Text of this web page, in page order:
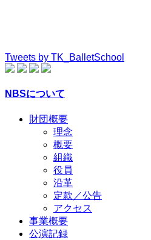
Tweets by TK_BalletSchool
NBSについて
財団概要
理念
概要
組織
役員
沿革
定款／公告
アクセス
事業概要
公演記録